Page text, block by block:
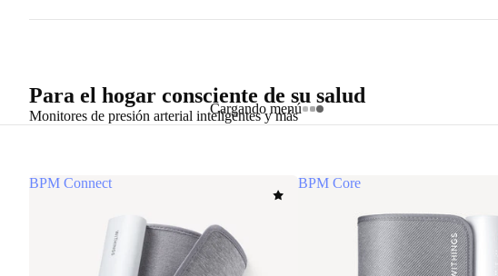
Cargando menú
Para el hogar consciente de su salud
Monitores de presión arterial inteligentes y más
BPM Connect BPM Core